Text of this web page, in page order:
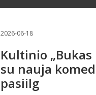
2026-06-18
Kultinio
su nauja
pasiilg